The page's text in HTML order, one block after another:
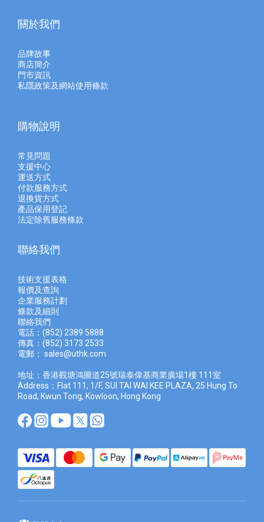
關於我們
品牌故事
商店簡介
門市資訊
私隱政策及網站使用條款
購物說明
常見問題
支援中心
運送方式
付款服務方式
退換貨方式
產品保用登記
法定除舊服務條款
聯絡我們
技術支援表格
報價及查詢
企業服務計劃
條款及細則
聯絡我們
電話：(852) 2389 5888
傳真：(852) 3173 2533
電郵： sales@uthk.com
地址：香港觀塘鴻圖道25號瑞泰偉基商業廣場1樓 111室
Address：Flat 111, 1/F, SUI TAI WAI KEE PLAZA, 25 Hung To
Road, Kwun Tong, Kowloon, Hong Kong